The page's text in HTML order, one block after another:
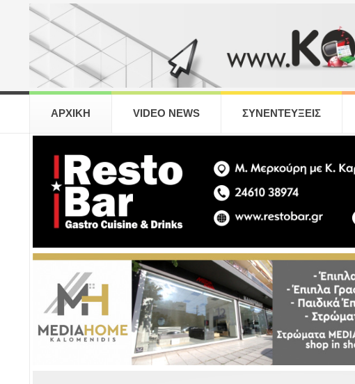
ΑΡΧΙΚΗ VIDEO NEWS ΣΥΝΕΝΤΕΥΞΕΙΣ